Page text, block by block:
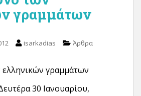
γραμμάτων
isarkadias Άρθρα
γραμμάτων
30 Ιανουαρίου,